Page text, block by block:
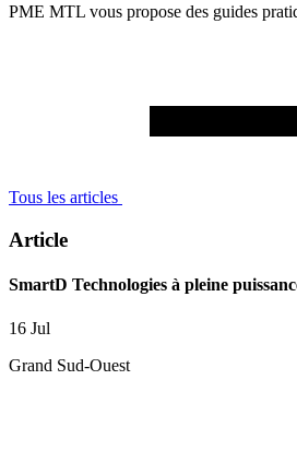
PME MTL vous propose des guides
Tous les articles
Article
SmartD Technologies à pleine
16 Jul
Grand Sud-Ouest